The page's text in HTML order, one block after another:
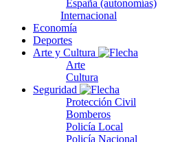
España (autonomías)
Internacional
Economía
Deportes
Arte y Cultura
Arte
Cultura
Seguridad
Protección Civil
Bomberos
Policía Local
Policía Nacional